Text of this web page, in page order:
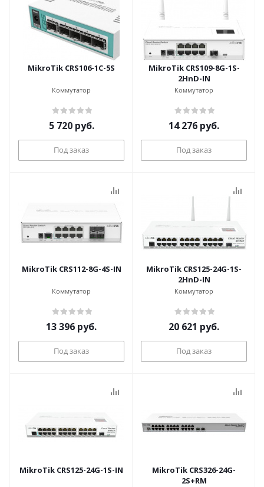
MikroTik CRS106-1C-5S
Коммутатор
5 720руб.
Под заказ
MikroTik CRS109-8G-1S-
2HnD-IN
Коммутатор
14 276 руб.
Под заказ
MikroTik CRS112-8G-4S-IN
Коммутатор
13 396 руб.
Под заказ
MikroTik CRS125-24G-1S-
2HnD-IN
Коммутатор
20 621 руб.
Под заказ
MikroTik CRS125-24G-1S-IN
MikroTik CRS326-24G-
2S+RM